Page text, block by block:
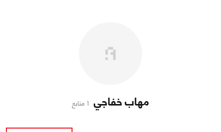
مهاب خفاجي 1 متابع